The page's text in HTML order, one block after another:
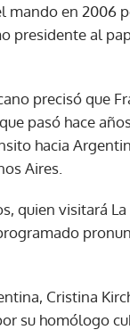
mando en 2006
presidente al
precisó que
pasó hace
hacia
Aires.
quien visitará
Cristina
su homólogo